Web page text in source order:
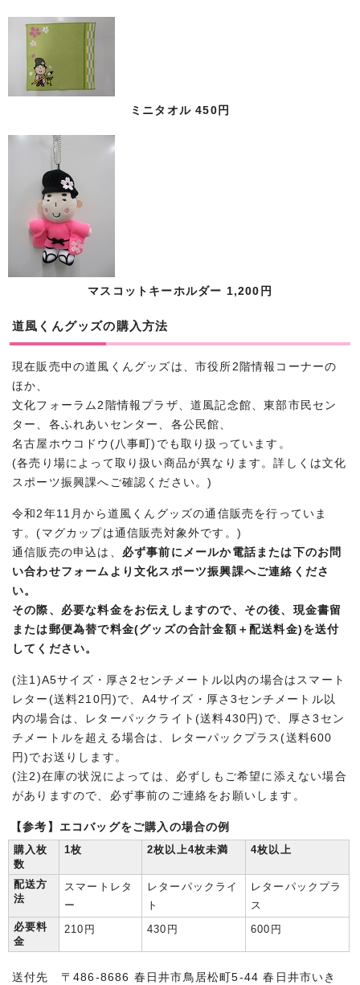
ミニタオル 450円
マスコットキーホルダー 1,200円
道風くんグッズの購入方法
現在販売中の道風くんグッズは、市役所2階情報コーナーの
ほか、
文化フォーラム2階情報プラザ、道風記念館、東部市民セン
ター、各ふれあいセンター、各公民館、
名古屋ホウコドウ(八事町)でも取り扱っています。
(各売り場によって取り扱い商品が異なります。詳しくは文化
スポーツ振興課へご確認ください。)
令和2年11月から道風くんグッズの通信販売を行っていま
す。(マグカップは通信販売対象外です。)
通信販売の申込は、 必ず事前にメールか電話または下のお問
い合わせフォームより文化スポーツ振興課へご連絡くださ
い。
その際、必要な料金をお伝えしますので、 その後、現金書留
または郵便為替で料金(グッズの合計金額＋配送料金)を送付
してください。
(注1)A5サイズ・厚さ2センチメートル以内の場合はスマート
レター(送料210円)で、A4サイズ・厚さ3センチメートル以
内の場合は、レターパックライト(送料430円)で、厚さ3セン
チメートルを超える場合は、レターパックプラス(送料600
円)でお送りします。
(注2)在庫の状況によっては、必ずしもご希望に添えない場合
がありますので、必ず事前のご連絡をお願いします。
【参考】エコバッグをご購入の場合の例
購入枚
数
1枚 2枚以上4枚未満 4枚以上
配送方
法
スマートレタ
ー
レターパックライ
ト
レターパックプラ
ス
必要料
金
210円 430円 600円
送付先 〒486-8686 春日井市鳥居松町5‐44 春日井市いき